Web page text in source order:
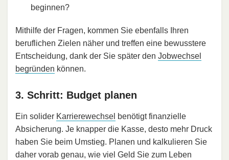
beginnen?
Mithilfe der Fragen, kommen Sie ebenfalls Ihren
beruflichen Zielen näher und treffen eine bewusstere
Entscheidung, dank der Sie später den Jobwechsel
begründen können.
3. Schritt: Budget planen
Ein solider Karrierewechsel benötigt finanzielle
Absicherung. Je knapper die Kasse, desto mehr Druck
haben Sie beim Umstieg. Planen und kalkulieren Sie
daher vorab genau, wie viel Geld Sie zum Leben